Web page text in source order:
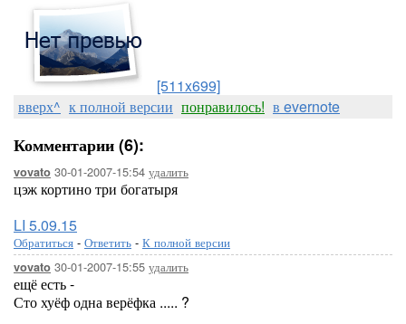
[511x699]
вверх^ к полной версии понравилось! в evernote
Комментарии (6):
vovato 30-01-2007-15:54 удалить
цэж кортино три богатыря
LI 5.09.15
Обратиться - Ответить - К полной версии
vovato 30-01-2007-15:55 удалить
ещё есть -
Сто хуёф одна верёфка ..... ?